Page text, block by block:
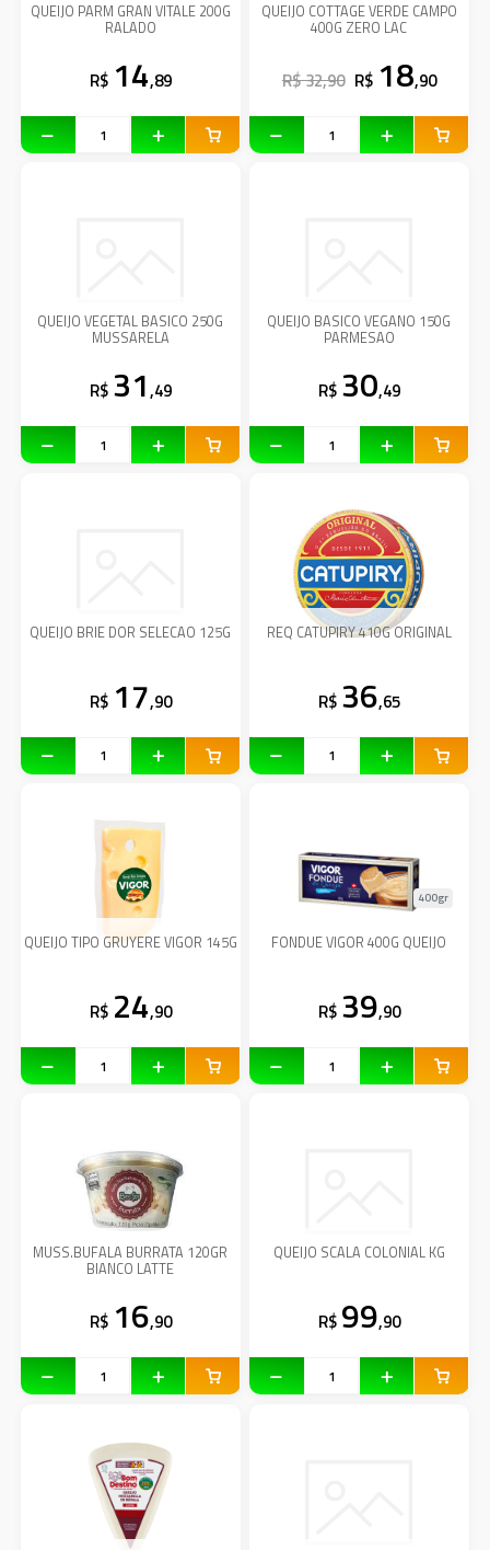
QUEIJO PARM GRAN VITALE 200G
RALADO
R$ 14,89
QUEIJO COTTAGE VERDE CAMPO
400G ZERO LAC
R$ 32,90 R$ 18,90
QUEIJO VEGETAL BASICO 250G
MUSSARELA
R$ 31,49
QUEIJO BASICO VEGANO 150G
PARMESAO
R$ 30,49
QUEIJO BRIE DOR SELECAO 125G
R$ 17,90
REQ CATUPIRY 410G ORIGINAL
R$ 36,65
QUEIJO TIPO GRUYERE VIGOR 145G
R$ 24,90
FONDUE VIGOR 400G QUEIJO
400gr
R$ 39,90
MUSS.BUFALA BURRATA 120GR
BIANCO LATTE
R$ 16,90
QUEIJO SCALA COLONIAL KG
R$ 99,90